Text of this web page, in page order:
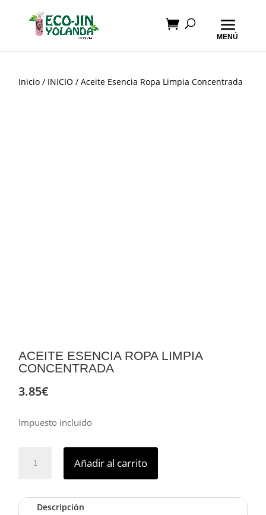
Inicio / INICIO / Aceite Esencia Ropa Limpia Concentrada
ACEITE ESENCIA ROPA LIMPIA
CONCENTRADA
3.85€
Impuesto incluido
Esencia
Limpia
Concentrada
Añadir al carrito
Descripción